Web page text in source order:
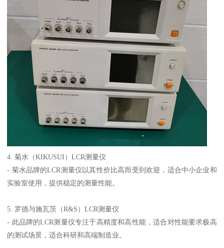
4. 菊水（KIKUSUI）LCR测量仪
- 菊水品牌的LCR测量仪以其性价比高而受到欢迎，适合中小企业和
实验室使用，提供稳定的测量性能。
5. 罗德与施瓦茨（R&S）LCR测量仪
- 此品牌的LCR测量仪专注于高精度和高性能，适合对性能要求极高
的测试场景，适合科研和高端制造业。